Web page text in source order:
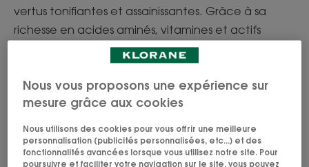
vertus tonifiantes et assainissantes. Grâce à sa
richesse en acides aminés, vitamines et actifs
séborégulateurs, le Cédrat Médicinal nettoie en
douceur, assainit durablement et apporte tonus et
légèreté aux cheveux qui regraissent vite.
Nous vous proposons une expérience sur
mesure grâce aux cookies
Nous utilisons des cookies pour vous offrir une meilleure
personnalisation (publicités personnalisées, etc...) et des
fonctionnalités avancées lorsque vous utilisez notre site. Pour
poursuivre et faciliter votre navigation sur le site, vous pouvez